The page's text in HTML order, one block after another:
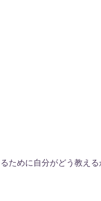
ために自分がどう教える